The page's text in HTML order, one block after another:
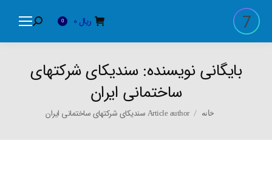
ریال 0
Search:
بایگانی نویسنده:سندیکای شرکتهای
ساختمانی ایران
You are here:
خانه Article author سندیکای شرکتهای ساختمانی ایران